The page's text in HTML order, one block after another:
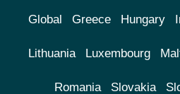
Global Greece Hungary
Lithuania Luxembourg
Romania Slovakia